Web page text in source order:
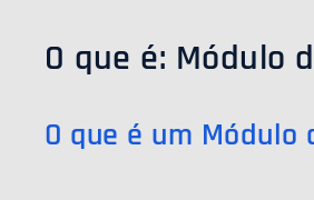
O que é: Módulo
O que é um Módulo